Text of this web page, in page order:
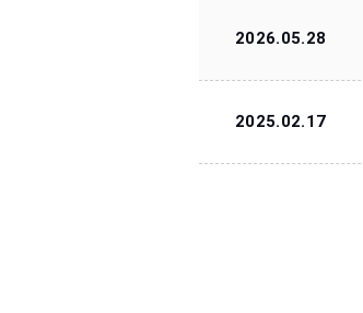
2026.05.28
2025.02.17